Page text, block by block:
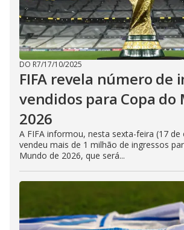
DO R7/17/10/2025
FIFA revela número de
vendidos para Copa do
2026
A FIFA informou, nesta sexta-feira (17
vendeu mais de 1 milhão de ingressos
Mundo de 2026, que será...